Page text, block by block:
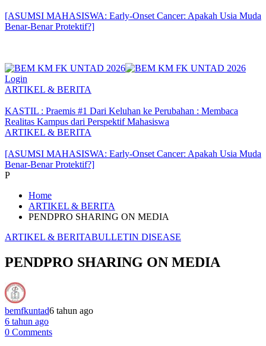
[ASUMSI MAHASISWA: Early-Onset Cancer: Apakah Usia Muda
Benar-Benar Protektif?]
Login
ARTIKEL & BERITA
KASTIL : Praemis #1 Dari Keluhan ke Perubahan : Membaca
Realitas Kampus dari Perspektif Mahasiswa
ARTIKEL & BERITA
[ASUMSI MAHASISWA: Early-Onset Cancer: Apakah Usia Muda
Benar-Benar Protektif?]
P
Home
ARTIKEL & BERITA
PENDPRO SHARING ON MEDIA
ARTIKEL & BERITABULLETIN DISEASE
PENDPRO SHARING ON MEDIA
bemfkuntad6 tahun ago
6 tahun ago
0 Comments